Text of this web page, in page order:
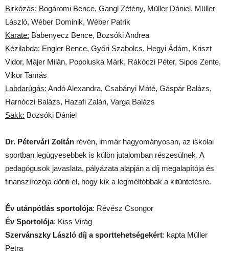
Birkózás: Bogáromi Bence, Gangl Zétény, Müller Dániel, Müller
László, Wéber Dominik, Wéber Patrik
Karate: Babenyecz Bence, Bozsóki Andrea
Kézilabda: Engler Bence, Győri Szabolcs, Hegyi Ádám, Kriszt
Vidor, Májer Milán, Popoluska Márk, Rákóczi Péter, Sipos Zente,
Vikor Tamás
Labdarúgás: Andó Alexandra, Csabányi Máté, Gáspár Balázs,
Harnóczi Balázs, Hazafi Zalán, Varga Balázs
Sakk: Bozsóki Dániel
Dr. Pétervári Zoltán révén, immár hagyományosan, az iskolai
sportban legügyesebbek is külön jutalomban részesülnek. A
pedagógusok javaslata, pályázata alapján a díj megalapítója és
finanszírozója dönti el, hogy kik a legméltóbbak a kitüntetésre.
Év utánpótlás sportolója: Révész Csongor
Év Sportolója: Kiss Virág
Szervánszky László díj a sporttehetségekért: kapta Müller
Petra